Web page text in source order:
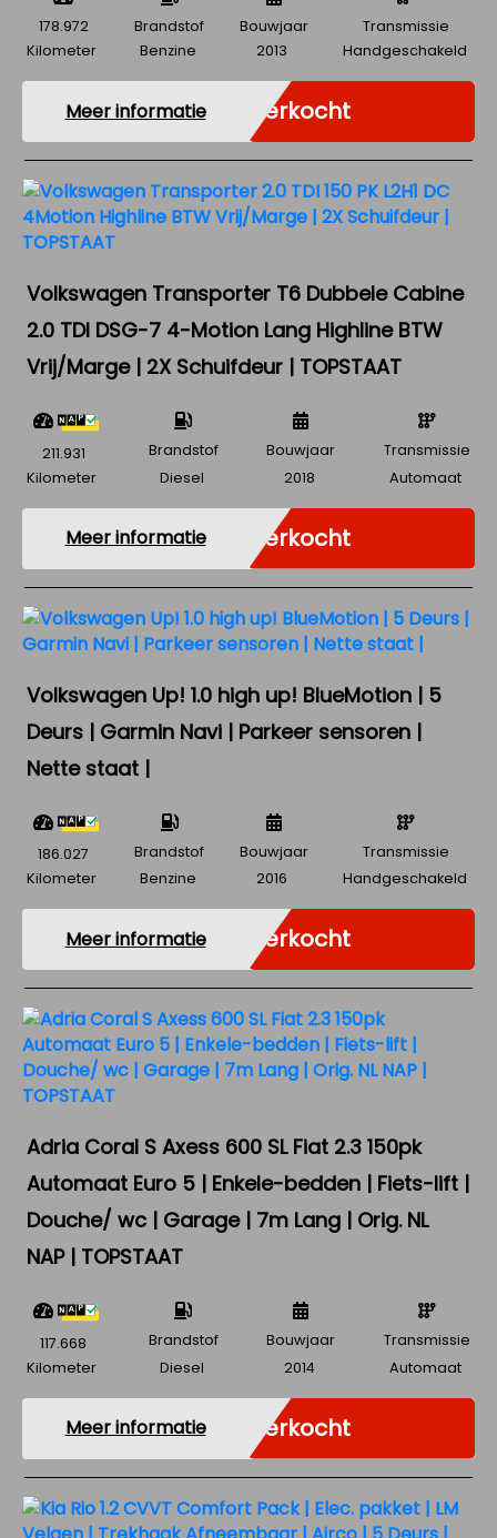
178.972
Kilometer
Brandstof
Benzine
Bouwjaar
2013
Transmissie
Handgeschakeld
Meer informatie Verkocht
Volkswagen Transporter T6 Dubbele Cabine
2.0 TDI DSG-7 4-Motion Lang Highline BTW
Vrij/Marge | 2X Schuifdeur | TOPSTAAT
211.931
Kilometer
Brandstof
Diesel
Bouwjaar
2018
Transmissie
Automaat
Meer informatie Verkocht
Volkswagen Up! 1.0 high up! BlueMotion | 5
Deurs | Garmin Navi | Parkeer sensoren |
Nette staat |
186.027
Kilometer
Brandstof
Benzine
Bouwjaar
2016
Transmissie
Handgeschakeld
Meer informatie Verkocht
Adria Coral S Axess 600 SL Fiat 2.3 150pk
Automaat Euro 5 | Enkele-bedden | Fiets-lift |
Douche/ wc | Garage | 7m Lang | Orig. NL
NAP | TOPSTAAT
117.668
Kilometer
Brandstof
Diesel
Bouwjaar
2014
Transmissie
Automaat
Meer informatie Verkocht